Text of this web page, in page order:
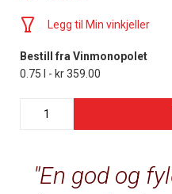
En god og
Legg til Min vinkjeller
Bestill fra Vinmonopolet
0.75 l - kr 359.00